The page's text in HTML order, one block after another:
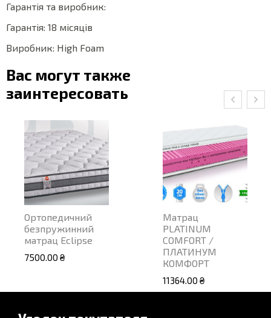
Гарантія та виробник:
Гарантія: 18 місяців
Виробник: High Foam
Вас могут также
заинтересовать
Ортопедичний
безпружинний
матрац Eclipse
7500.00 ₴
Матрац
PLATINUM
COMFORT /
ПЛАТИНУМ
КОМФОРТ
11364.00 ₴